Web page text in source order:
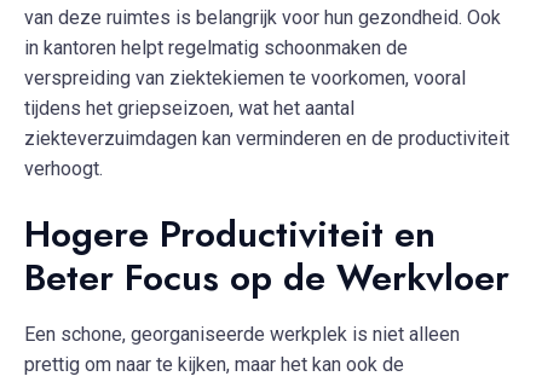
van deze ruimtes is belangrijk voor hun gezondheid. Ook
in kantoren helpt regelmatig schoonmaken de
verspreiding van ziektekiemen te voorkomen, vooral
tijdens het griepseizoen, wat het aantal
ziekteverzuimdagen kan verminderen en de productiviteit
verhoogt.
Hogere Productiviteit en
Beter Focus op de Werkvloer
Een schone, georganiseerde werkplek is niet alleen
prettig om naar te kijken, maar het kan ook de